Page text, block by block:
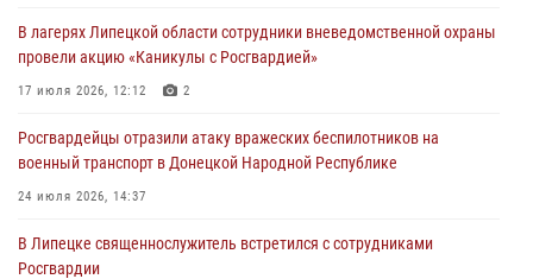
Росгвардия обеспечила охрану порядка во время проведения
фестивалей в Липецке
Сотрудники Росгвардии продолжают контроль безопасности
детских оздоровительно-образовательных объектов в Липецкой
31 июля 2026, 14:17
В лагерях Липецкой области сотрудники вневедомственной охраны
провели акцию «Каникулы с Росгвардией»
17 июля 2026, 12:12 2
Росгвардейцы отразили атаку вражеских беспилотников на
военный транспорт в Донецкой Народной Республике
24 июля 2026, 14:37
В Липецке священнослужитель встретился с сотрудниками
Росгвардии